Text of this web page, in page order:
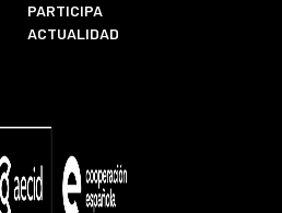
PARTICIPA
ACTUALIDAD